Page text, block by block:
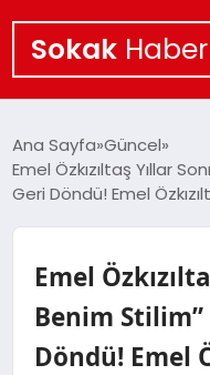
Sokak Haber
EKONOMI
KÜLTÜR SANAT
Ana Sayfa Güncel
Emel Özkızıltaş Yıllar
Geri Döndü! Emel
Emel
Benim
Döndü! Emel